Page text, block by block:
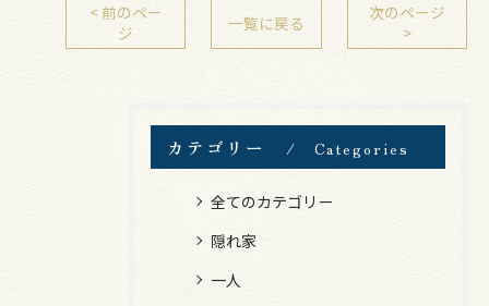
< 前のペー
ジ
一覧に戻る
次のページ
>
カテゴリー Categories
全てのカテゴリー
隠れ家
一人